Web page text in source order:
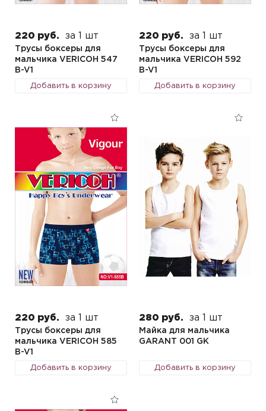
220 руб. за 1 шт
Трусы боксеры для
мальчика VERICOH 547
B-V1
Добавить в корзину
220 руб. за 1 шт
Трусы боксеры для
мальчика VERICOH 592
B-V1
Добавить в корзину
220 руб. за 1 шт
Трусы боксеры для
мальчика VERICOH 585
B-V1
Добавить в корзину
280 руб. за 1 шт
Майка для мальчика
GARANT 001 GK
Добавить в корзину